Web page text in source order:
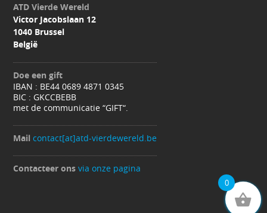
ATD Vierde Wereld
Victor Jacobslaan 12
1040 Brussel
België
Doe een gift
IBAN : BE44 0689 4871 0345
BIC : GKCCBEBB
met de communicatie “GIFT“.
Mail contact[at]atd-vierdewereld.be
Contacteer ons via onze pagina
0